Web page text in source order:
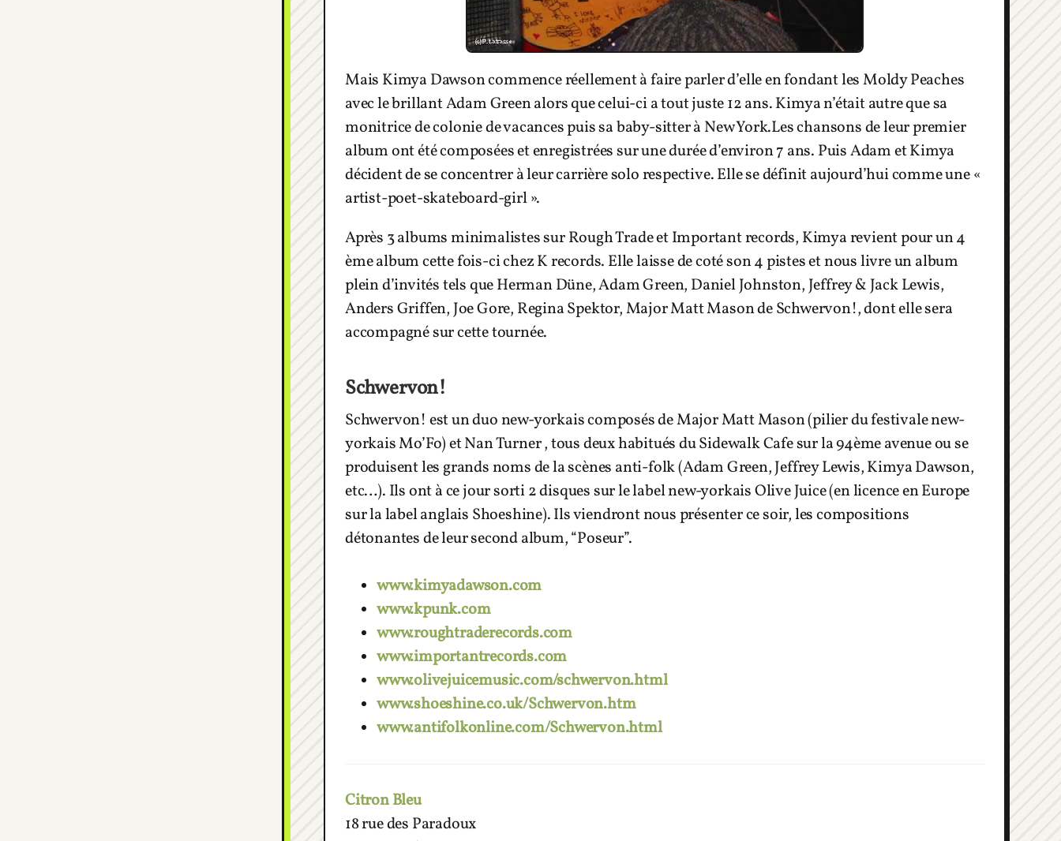
Mais Kimya Dawson commence réellement à faire parler d’elle en fondant les Moldy Peaches
avec le brillant Adam Green alors que celui-ci a tout juste 12 ans. Kimya n’était autre que sa
monitrice de colonie de vacances puis sa baby-sitter à New York.Les chansons de leur premier
album ont été composées et enregistrées sur une durée d’environ 7 ans. Puis Adam et Kimya
décident de se concentrer à leur carrière solo respective. Elle se définit aujourd’hui comme une «
artist-poet-skateboard-girl ».
Après 3 albums minimalistes sur Rough Trade et Important records, Kimya revient pour un 4
ème album cette fois-ci chez K records. Elle laisse de coté son 4 pistes et nous livre un album
plein d’invités tels que Herman Düne, Adam Green, Daniel Johnston, Jeffrey & Jack Lewis,
Anders Griffen, Joe Gore, Regina Spektor, Major Matt Mason de Schwervon!, dont elle sera
accompagné sur cette tournée.
Schwervon!
Schwervon! est un duo new-yorkais composés de Major Matt Mason (pilier du festivale new-
yorkais Mo’Fo) et Nan Turner , tous deux habitués du Sidewalk Cafe sur la 94ème avenue ou se
produisent les grands noms de la scènes anti-folk (Adam Green, Jeffrey Lewis, Kimya Dawson,
etc…). Ils ont à ce jour sorti 2 disques sur le label new-yorkais Olive Juice (en licence en Europe
sur la label anglais Shoeshine). Ils viendront nous présenter ce soir, les compositions
détonantes de leur second album, “Poseur”.
www.kimyadawson.com
www.kpunk.com
www.roughtraderecords.com
www.importantrecords.com
www.olivejuicemusic.com/schwervon.html
www.shoeshine.co.uk/Schwervon.htm
www.antifolkonline.com/Schwervon.html
Citron Bleu
18 rue des Paradoux